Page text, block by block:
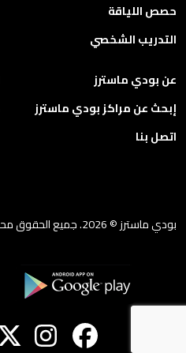
حصص اللياقة
التدريب الشخصي
عن بودي ماسترز
إبحث عن مراكز بودي ماسترز
اتصل بنا
بودي ماسترز © 2026. جميع الحقوق محفوظة